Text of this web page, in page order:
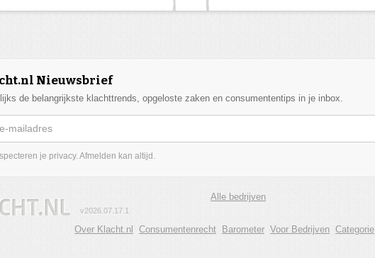
Nieuwsbrief
de belangrijkste klachttrends, opgeloste zaken en consumententips in je inbox.
je privacy. Afmelden kan altijd.
Alle bedrijven
v2026.07.17.1
Over Klacht.nl Consumentenrecht Barometer Voor Bedrijven Categorie